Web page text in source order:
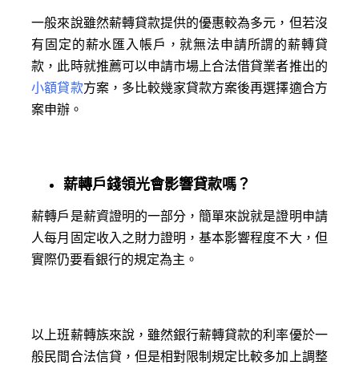
一般來說雖然薪轉貸款提供的優惠較為多元，但若沒
有固定的薪水匯入帳戶，就無法申請所謂的薪轉貸
款，此時就推薦可以申請市場上合法借貸業者推出的
小額貸款方案，多比較幾家貸款方案後再選擇適合方
案申辦。
薪轉戶錢領光會影響貸款嗎？
薪轉戶是薪資證明的一部分，簡單來說就是證明申請
人每月固定收入之財力證明，基本影響程度不大，但
實際仍要看銀行的規定為主。
以上班薪轉族來說，雖然銀行薪轉貸款的利率優於一
般民間合法信貸，但是相對限制規定比較多加上調整